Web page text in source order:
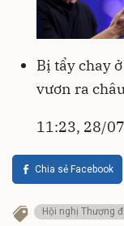
Bị tẩy chay
vươn ra
11:23, 28/
Chia sẻ Facebook
Hội nghị Thượng